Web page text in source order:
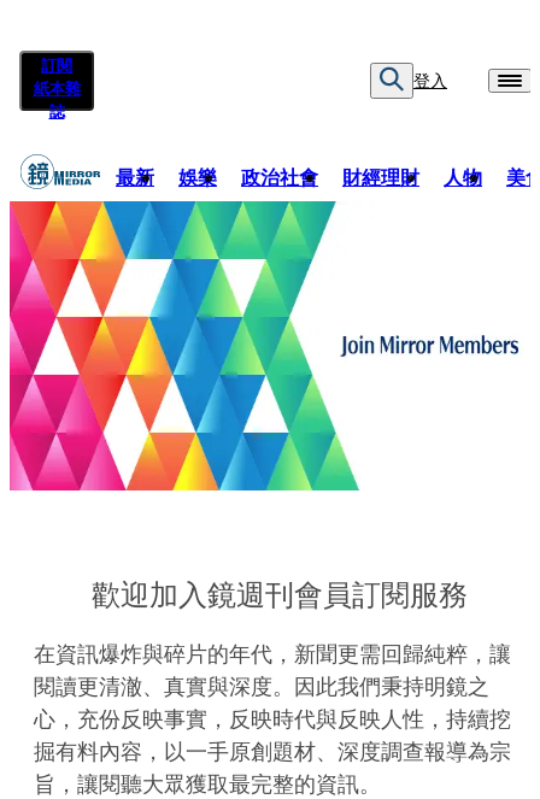
訂閱
紙本雜
誌
登入
最新 娛樂 政治社會 財經理財 人物 美
歡迎加入鏡週刊會員訂閱服務
在資訊爆炸與碎片的年代，新聞更需回歸純粹，讓
閱讀更清澈、真實與深度。因此我們秉持明鏡之
心，充份反映事實，反映時代與反映人性，持續挖
掘有料內容，以一手原創題材、深度調查報導為宗
旨，讓閱聽大眾獲取最完整的資訊。